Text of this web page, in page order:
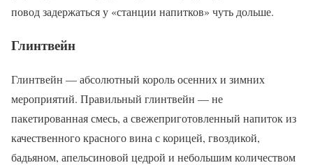
повод задержаться у «станции напитков» чуть дольше.
Глинтвейн
Глинтвейн — абсолютный король осенних и зимних
мероприятий. Правильный глинтвейн — не
пакетированная смесь, а свежеприготовленный напиток из
качественного красного вина с корицей, гвоздикой,
бадьяном, апельсиновой цедрой и небольшим количеством